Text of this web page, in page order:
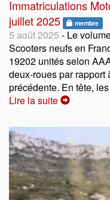
Immatriculations
juillet 2025
membre
5 août 2025 - Le
Scooters neufs en
19202 unités selon
deux-roues par
précédente. En tête,
Lire la suite